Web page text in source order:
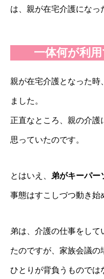
は、親が在宅介護になっ
一体何が利
親が在宅介護となった時
ました。
正直なところ、親の介護
思っていたのです。
とはいえ、 弟がキーパー
事態はすこしづつ動き始
弟は、介護の仕事をし
たのですが、家族会議
ひとりが背負うものでは